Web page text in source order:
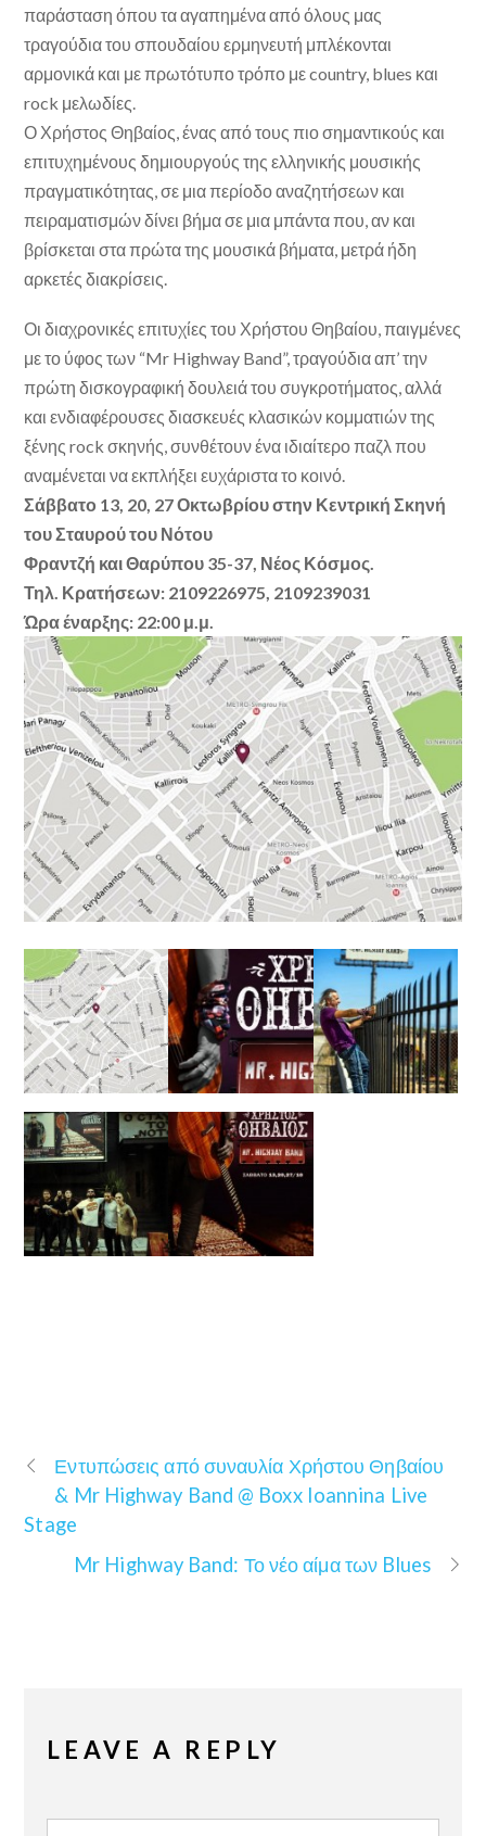
παράσταση όπου τα αγαπημένα από όλους μας
τραγούδια του σπουδαίου ερμηνευτή μπλέκονται
αρμονικά και με πρωτότυπο τρόπο με country, blues και
rock μελωδίες.
Ο Χρήστος Θηβαίος, ένας από τους πιο σημαντικούς και
επιτυχημένους δημιουργούς της ελληνικής μουσικής
πραγματικότητας, σε μια περίοδο αναζητήσεων και
πειραματισμών δίνει βήμα σε μια μπάντα που, αν και
βρίσκεται στα πρώτα της μουσικά βήματα, μετρά ήδη
αρκετές διακρίσεις.
Οι διαχρονικές επιτυχίες του Χρήστου Θηβαίου, παιγμένες
με το ύφος των “Mr Highway Band”, τραγούδια απ’ την
πρώτη δισκογραφική δουλειά του συγκροτήματος, αλλά
και ενδιαφέρουσες διασκευές κλασικών κομματιών της
ξένης rock σκηνής, συνθέτουν ένα ιδιαίτερο παζλ που
αναμένεται να εκπλήξει ευχάριστα το κοινό.
Σάββατο 13, 20, 27 Οκτωβρίου στην Κεντρική Σκηνή
του Σταυρού του Νότου
Φραντζή και Θαρύπου 35-37, Νέος Κόσμος.
Τηλ. Κρατήσεων: 2109226975, 2109239031
Ώρα έναρξης: 22:00 μ.μ.
Εντυπώσεις από συναυλία Χρήστου Θηβαίου
& Mr Highway Band @ Boxx Ioannina Live
Stage
Mr Highway Band: Το νέο αίμα των Blues
LEAVE A REPLY